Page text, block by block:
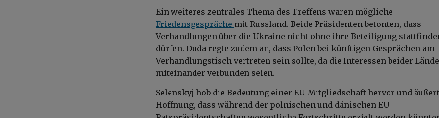
Ein weiteres zentrales Thema des Treffens waren mögliche
Friedensgespräche mit Russland. Beide Präsidenten betonten, dass
Verhandlungen über die Ukraine nicht ohne ihre Beteiligung
dürfen. Duda regte zudem an, dass Polen bei künftigen Gesprächen am
Verhandlungstisch vertreten sein sollte, da die Interessen beider
miteinander verbunden seien.
Selenskyj hob die Bedeutung einer EU-Mitgliedschaft hervor und
Hoffnung, dass während der polnischen und dänischen EU-